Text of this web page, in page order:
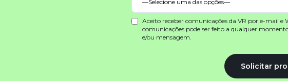
Aceito receber comunicações da VR por e-mail
comunicações pode ser feito a qualquer
e/ou mensagem.
Solicitar